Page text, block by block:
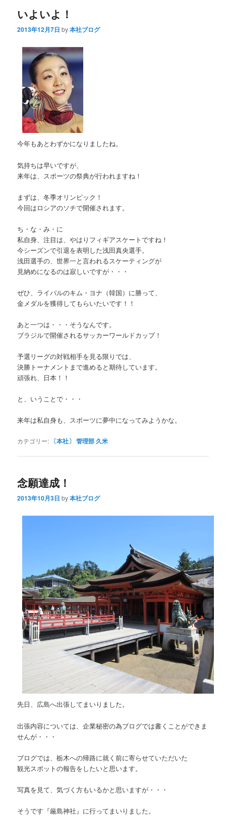
いよいよ！
2013年12月7日 by本社ブログ
今年もあとわずかになりましたね。
気持ちは早いですが、
来年は、スポーツの祭典が行われますね！
まずは、冬季オリンピック！
今回はロシアのソチで開催されます。
ち・な・み・に
私自身、注目は、やはりフィギアスケートですね！
今シーズンで引退を表明した浅田真央選手。
浅田選手の、世界一と言われるスケーティングが
見納めになるのは寂しいですが・・・
ぜひ、ライバルのキム・ヨナ（韓国）に勝って、
金メダルを獲得してもらいたいです！！
あと一つは・・・そうなんです。
ブラジルで開催されるサッカーワールドカップ！
予選リーグの対戦相手を見る限りでは、
決勝トーナメントまで進めると期待しています。
頑張れ、日本！！
と、いうことで・・・
来年は私自身も、スポーツに夢中になってみようかな。
カテゴリー: 〔本社〕 管理部 久米
念願達成！
2013年10月3日 by本社ブログ
先日、広島へ出張してまいりました。
出張内容については、企業秘密の為ブログでは書くことができま
せんが・・・
ブログでは、栃木への帰路に就く前に寄らせていただいた
観光スポットの報告をしたいと思います。
写真を見て、気づく方もいるかと思いますが・・・
そうです『厳島神社』に行ってまいりました。